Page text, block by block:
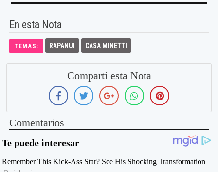
En esta Nota
TEMAS: RAPANUI CASA MINETTI
Compartí esta Nota
Comentarios